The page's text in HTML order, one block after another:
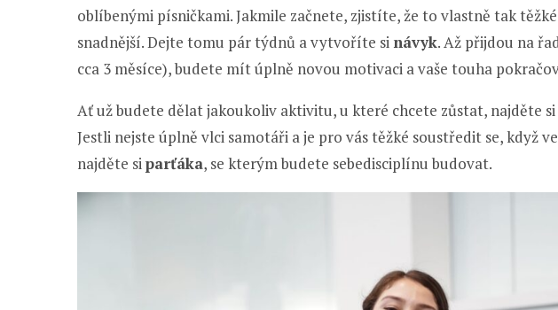
oblíbenými písničkami. Jakmile začnete, zjistíte, že to vlastně tak
snadnější. Dejte tomu pár týdnů a vytvoříte si návyk. Až přijdou na
cca 3 měsíce), budete mít úplně novou motivaci a vaše touha
Ať už budete dělat jakoukoliv aktivitu, u které chcete zůstat, najděte
Jestli nejste úplně vlci samotáři a je pro vás těžké soustředit se, když
najděte siparťáka, se kterým budete sebedisciplínu budovat.